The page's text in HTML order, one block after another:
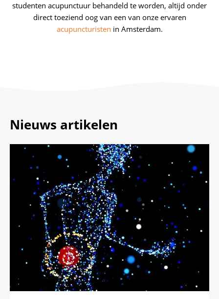
studenten acupunctuur behandeld te worden, altijd onder
direct toeziend oog van een van onze ervaren
acupuncturisten in Amsterdam.
Nieuws artikelen